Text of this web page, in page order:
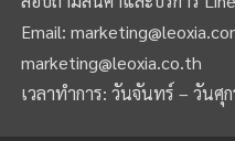
Email:
marketing@leoxia.co.th
เวลาทำการ: วันจันทร์ – วันศุ